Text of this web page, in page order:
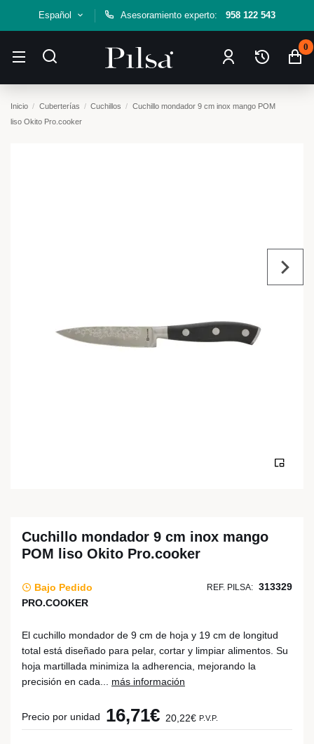
Español Asesoramiento experto: 958 122 543
0
Inicio Cuberterías Cuchillos
Cuchillo mondador 9 cm inox mango POM
liso Okito Pro.cooker
Cuchillo mondador 9 cm inox mango
POM liso Okito Pro.cooker
Bajo Pedido REF. PILSA: 313329
PRO.COOKER
El cuchillo mondador de 9 cm de hoja y 19 cm de longitud
total está diseñado para pelar, cortar y limpiar alimentos. Su
hoja martillada minimiza la adherencia, mejorando la
precisión en cada... más información
Precio por unidad 16,71€ 20,22€ P.V.P.